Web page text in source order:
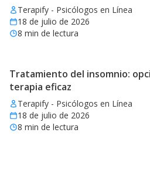
Terapify - Psicólogos en Línea
18 de julio de 2026
8 min de lectura
Tratamiento del insomnio:
terapia eficaz
Terapify - Psicólogos en Línea
18 de julio de 2026
8 min de lectura